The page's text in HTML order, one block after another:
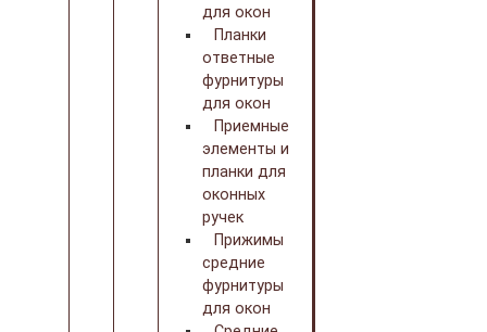
для окон
Планки
ответные
фурнитуры
для окон
Приемные
элементы и
планки для
оконных
ручек
Прижимы
средние
фурнитуры
для окон